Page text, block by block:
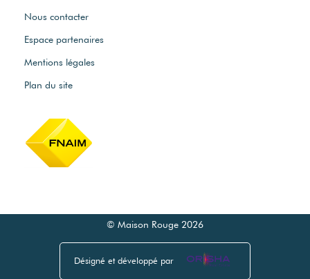
Nous contacter
Espace partenaires
Mentions légales
Plan du site
© Maison Rouge 2026
Désigné et développé par